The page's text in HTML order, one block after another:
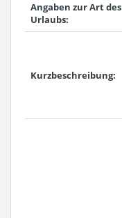
Angaben zur Art des
Urlaubs:
Kurzbeschreibung: